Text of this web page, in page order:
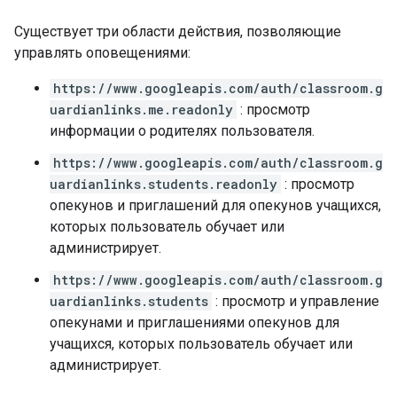
Существует три области действия, позволяющие
управлять оповещениями:
https://www.googleapis.com/auth/classroom.g
uardianlinks.me.readonly : просмотр
информации о родителях пользователя.
https://www.googleapis.com/auth/classroom.g
uardianlinks.students.readonly : просмотр
опекунов и приглашений для опекунов учащихся,
которых пользователь обучает или
администрирует.
https://www.googleapis.com/auth/classroom.g
uardianlinks.students : просмотр и управление
опекунами и приглашениями опекунов для
учащихся, которых пользователь обучает или
администрирует.